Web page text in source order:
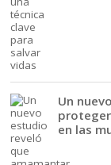
Un
en las